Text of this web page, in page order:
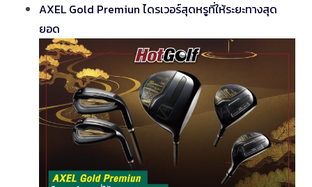
AXEL Gold Premiun ไดรเวอร์สุดหรูที่ให้ระยะทางสุด
ยอด